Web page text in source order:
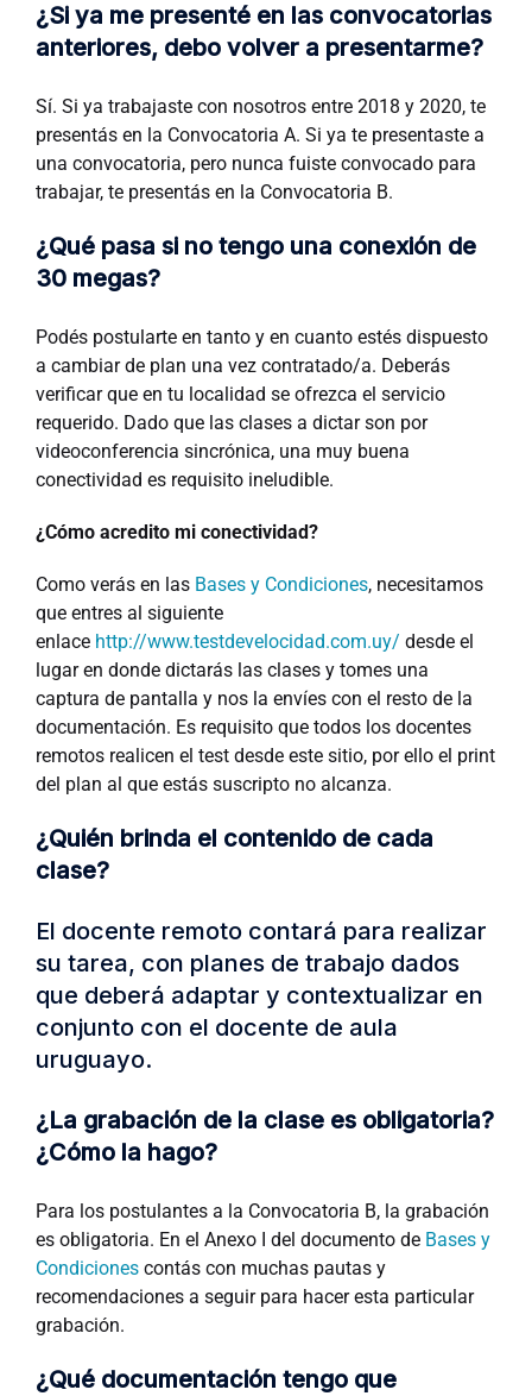
¿Si ya me presenté en las convocatorias
anteriores, debo volver a presentarme?
Sí. Si ya trabajaste con nosotros entre 2018 y 2020, te
presentás en la Convocatoria A. Si ya te presentaste a
una convocatoria, pero nunca fuiste convocado para
trabajar, te presentás en la Convocatoria B.
¿Qué pasa si no tengo una conexión de
30 megas?
Podés postularte en tanto y en cuanto estés dispuesto
a cambiar de plan una vez contratado/a. Deberás
verificar que en tu localidad se ofrezca el servicio
requerido. Dado que las clases a dictar son por
videoconferencia sincrónica, una muy buena
conectividad es requisito ineludible.
¿Cómo acredito mi conectividad?
Como verás en las Bases y Condiciones, necesitamos
que entres al siguiente
enlace http://www.testdevelocidad.com.uy/ desde el
lugar en donde dictarás las clases y tomes una
captura de pantalla y nos la envíes con el resto de la
documentación. Es requisito que todos los docentes
remotos realicen el test desde este sitio, por ello el print
del plan al que estás suscripto no alcanza.
¿Quién brinda el contenido de cada
clase?
El docente remoto contará para realizar
su tarea, con planes de trabajo dados
que deberá adaptar y contextualizar en
conjunto con el docente de aula
uruguayo.
¿La grabación de la clase es obligatoria?
¿Cómo la hago?
Para los postulantes a la Convocatoria B, la grabación
es obligatoria. En el Anexo I del documento de Bases y
Condiciones contás con muchas pautas y
recomendaciones a seguir para hacer esta particular
grabación.
¿Qué documentación tengo que